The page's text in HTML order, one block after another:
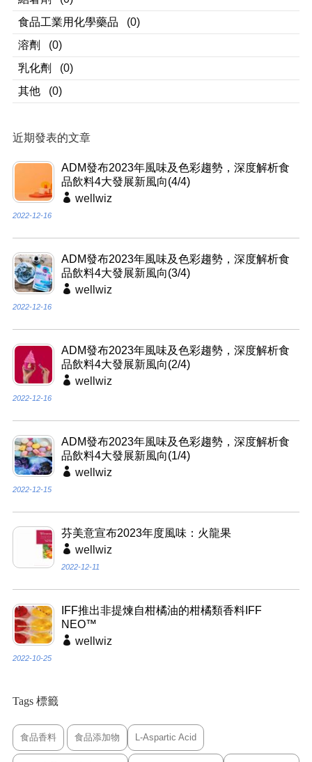
食品工業用化學藥品
(0)
溶劑
(0)
乳化劑
(0)
其他
(0)
近期發表的文章
ADM發布2023年風味及色彩趨勢，深度解析食
品飲料4大發展新風向(4/4)
wellwiz
2022-12-16
ADM發布2023年風味及色彩趨勢，深度解析食
品飲料4大發展新風向(3/4)
wellwiz
2022-12-16
ADM發布2023年風味及色彩趨勢，深度解析食
品飲料4大發展新風向(2/4)
wellwiz
2022-12-16
ADM發布2023年風味及色彩趨勢，深度解析食
品飲料4大發展新風向(1/4)
wellwiz
2022-12-15
芬美意宣布2023年度風味：火龍果
wellwiz
2022-12-11
IFF推出非提煉自柑橘油的柑橘類香料IFF
NEO™
wellwiz
2022-10-25
Tags 標籤
食品香料 食品添加物 L-Aspartic Acid